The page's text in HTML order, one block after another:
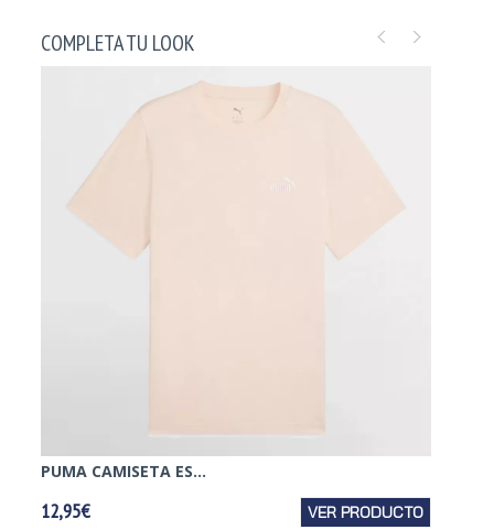
COMPLETA TU LOOK
PUMA CAMISETA ES...
12,95€ VER PRODUCTO